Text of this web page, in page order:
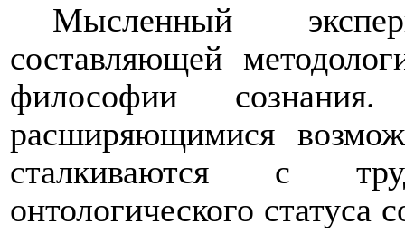
Мысленный
составляющей
философии
расширяющимися
сталкиваются с
онтологического статуса